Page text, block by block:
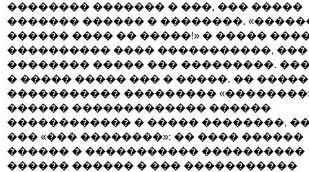
�������� ������� � ���, ��� �����
������� ������ � ��������.
������ ���� �� �����!» � �����
���������� ���� �����������, ���
�������� ����� ��� ���������. ���,
� ����� ����� ��� � �����. ��
����������� ���������
������ ������������� ������
������������ � ����� ��������,
��� «��� ��������»: �� ���� ������
������ � ����������� ����������
������ ������ � ��� �����������